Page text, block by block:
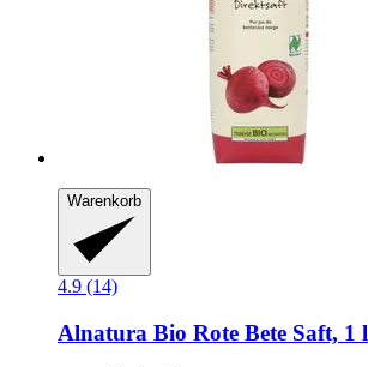
Warenkorb
4.9 (14)
Alnatura Bio Rote Bete Saft, 1 l